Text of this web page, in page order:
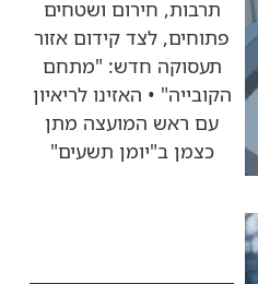
תרבות, חירום ושטחים
לצד קידום אזור
חדש: "מתחם
• האזינו לריאיון
עם ראש המועצה מתן
כצמן ב"יומן תשעים"
החדשות